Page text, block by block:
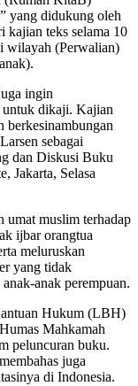
yang didukung oleh
kajian teks selama 10
wilayah (Perwalian)
ingin
untuk dikaji. Kajian
berkesinambungan
sebagai
dan Diskusi Buku
Jakarta, Selasa
umat muslim terhadap
ijbar orangtua
meluruskan
yang tidak
anak perempuan.
Hukum (LBH)
Mahkamah
peluncuran buku.
juga
di Indonesia.